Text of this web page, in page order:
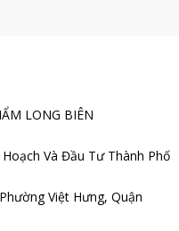
LONG BIÊN
Và Đầu Tư Thành Phố
Việt Hưng, Quận